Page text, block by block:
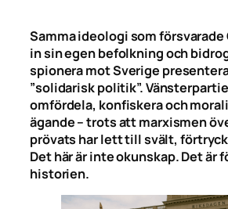
Samma ideologi som försvarade
in sin egen befolkning och
spionera mot Sverige
”solidarisk politik”.
omfördela, konfiskera och
ägande – trots att marxismen
prövats har lett till svält,
Det här är inte okunskap. Det är
historien.